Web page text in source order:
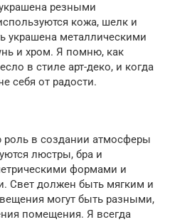
резными
кожа, шелк и
украшена металлическими
и хром. Я помню, как
в стиле арт-деко, и когда
себя от радости.
в создании атмосферы
люстры, бра и
формами и
Свет должен быть мягким и
могут быть разными,
помещения. Я всегда